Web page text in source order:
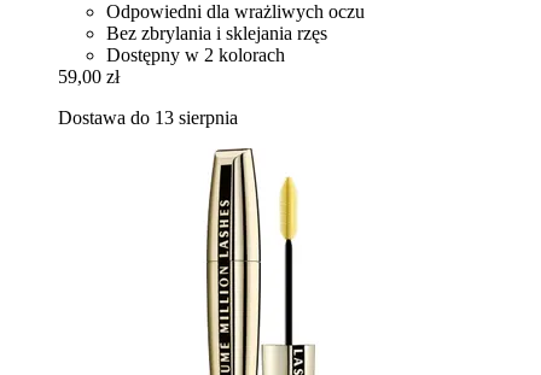
Odpowiedni dla wrażliwych oczu
Bez zbrylania i sklejania rzęs
Dostępny w 2 kolorach
59,00 zł
Dostawa do 13 sierpnia